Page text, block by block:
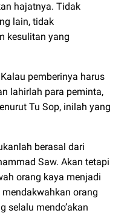
hajatnya. Tidak
lain, tidak
kesulitan yang
pemberinya harus
lahirlah para peminta,
Tu Sop, inilah yang
berasal dari
Saw. Akan tetapi
orang kaya menjadi
orang
selalu mendo’akan